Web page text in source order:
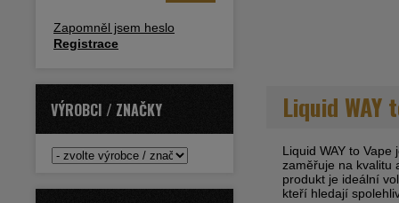
Zapomněl jsem heslo
Registrace
VÝROBCI / ZNAČKY Liquid WAY
Liquid WAY to
zaměřuje na kvalitu
produkt je ideální
kteří hledají